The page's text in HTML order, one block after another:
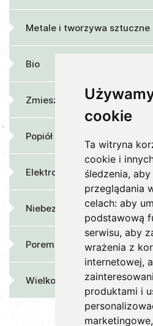
cookie
Ta witryna
cookie i
śledzenia,
przeglądania
celach: aby
podstawową
serwisu, aby
wrażenia z
internetowej,
produktami i
marketingowe,
Metale i tworzywa sztuczne
Bio
Zmieszane
Popiół
Elektrośmieci
Niebezpieczne
Poremontowe
Wielkogabarytowe